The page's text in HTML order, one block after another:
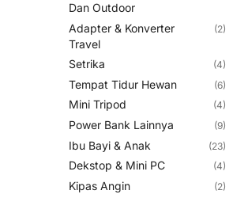
Dan Outdoor
Adapter & Konverter
Travel
(2)
Setrika (4)
Tempat Tidur Hewan (6)
Mini Tripod (4)
Power Bank Lainnya (9)
Ibu Bayi & Anak (23)
Dekstop & Mini PC (4)
Kipas Angin (2)